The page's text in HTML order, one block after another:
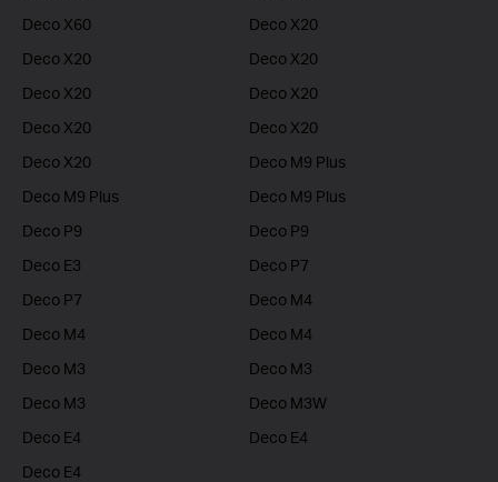
Deco X60
Deco X20
Deco X20
Deco X20
Deco X20
Deco X20
Deco X20
Deco X20
Deco X20
Deco M9 Plus
Deco M9 Plus
Deco M9 Plus
Deco P9
Deco P9
Deco E3
Deco P7
Deco P7
Deco M4
Deco M4
Deco M4
Deco M3
Deco M3
Deco M3
Deco M3W
Deco E4
Deco E4
Deco E4